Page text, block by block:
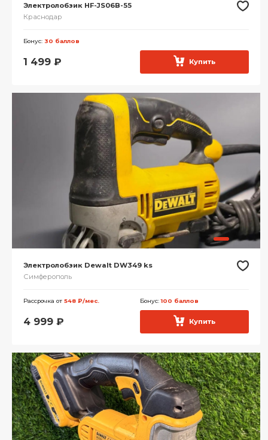
Электролобзик HF-JS06B-55
Краснодар
Бонус: 30 баллов
1 499 ₽ Купить
Электролобзик Dewalt DW349 ks
Симферополь
Рассрочка от 548 ₽/мес. Бонус:100 баллов
4 999 ₽ Купить